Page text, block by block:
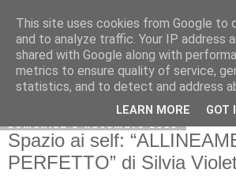
domenica 3 novembre 2019
Spazio ai self:
PERFETTO” di Silvia
This site uses cookies from Google to
and to analyze traffic. Your IP address
shared with Google along with
metrics to ensure quality of service,
statistics, and to detect and address
LEARN MORE GOT